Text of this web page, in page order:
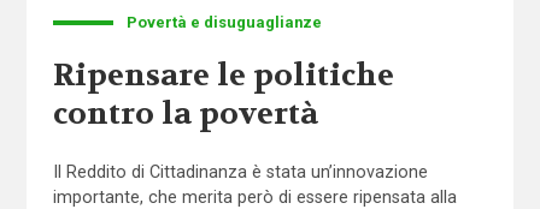
Povertà e disuguaglianze
Ripensare le politiche
contro la povertà
Il Reddito di Cittadinanza è stata un’innovazione
importante, che merita però di essere ripensata alla